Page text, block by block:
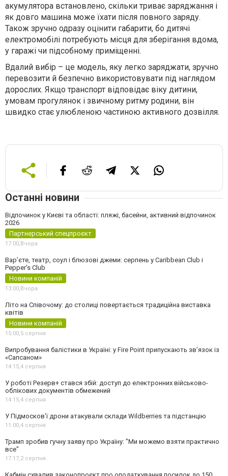
акумулятора встановлено, скільки триває заряджання і
як довго машина може їхати після повного заряду.
Також зручно одразу оцінити габарити, бо дитячі
електромобілі потребують місця для зберігання вдома,
у гаражі чи підсобному приміщенні.
Вдалий вибір – це модель, яку легко заряджати, зручно
перевозити й безпечно використовувати під наглядом
дорослих. Якщо транспорт відповідає віку дитини,
умовам прогулянок і звичному ритму родини, він
швидко стає улюбленою частиною активного дозвілля.
Останні новини
Відпочинок у Києві та області: пляжі, басейни, активний відпочинок
2026
Партнерський спецпроєкт
17:00,Вчора
Вар’єте, театр, соул і блюзові джеми: серпень у Caribbean Club і
Pepper's Club
Новини компаній
13:00,Вчора
Літо на Співочому: до столиці повертається традиційна виставка
квітів
Новини компаній
15:00,5 серпня
Випробування балістики в Україні: у Fire Point припускають зв’язок із
«Сапсаном»
14:15,4 серпня
У роботі Резерв+ стався збій: доступ до електронних військово-
облікових документів обмежений
14:15,4 серпня
У Підмосков’ї дрони атакували склади Wildberries та підстанцію
11:00,4 серпня
Трамп зробив гучну заяву про Україну: "Ми можемо взяти практично
все"
17:17,2 серпня